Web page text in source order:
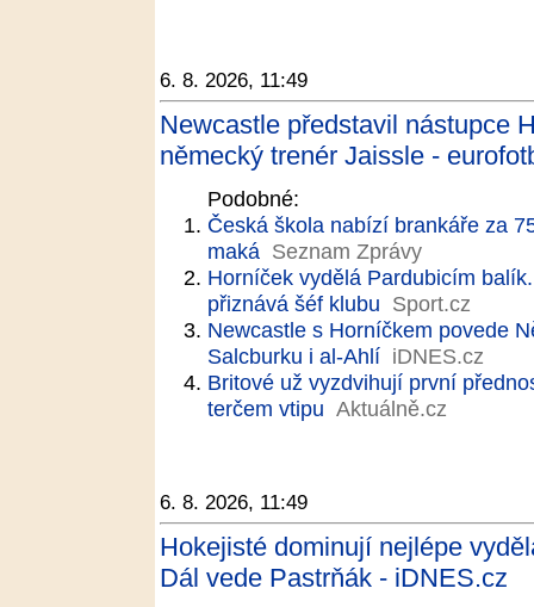
6. 8. 2026, 11:49
Newcastle představil nástupce
německý trenér Jaissle -
Podobné:
Česká škola nabízí brankáře za
maká Seznam Zprávy
Horníček vydělá Pardubicím
přiznává šéf klubu Sport.cz
Newcastle s Horníčkem povede
Salcburku i al-Ahlí iDNES.cz
Britové už vyzdvihují první
terčem vtipu Aktuálně.cz
6. 8. 2026, 11:49
Hokejisté dominují nejlépe
Dál vede Pastrňák - iDNES.cz